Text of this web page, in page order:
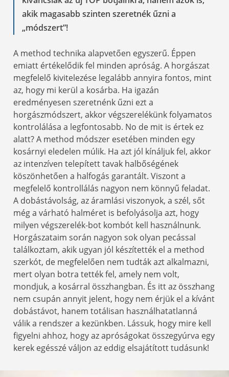
akik magasabb szinten szeretnék űzni a
„módszert”!
A method technika alapvetően egyszerű. Éppen
emiatt értékelődik fel minden apróság. A horgászat
megfelelő kivitelezése legalább annyira fontos, mint
az, hogy mi kerül a kosárba. Ha igazán
eredményesen szeretnénk űzni ezt a
horgászmódszert, akkor végszerelékünk folyamatos
kontrolálása a legfontosabb. No de mit is értek ez
alatt? A method módszer esetében minden egy
kosárnyi eledelen múlik. Ha azt jól kínáljuk fel, akkor
az intenzíven telepített tavak halbőségének
köszönhetően a halfogás garantált. Viszont a
megfelelő kontrollálás nagyon nem könnyű feladat.
A dobástávolság, az áramlási viszonyok, a szél, sőt
még a várható halméret is befolyásolja azt, hogy
milyen végszerelék-bot kombót kell használnunk.
Horgászataim során nagyon sok olyan pecással
találkoztam, akik ugyan jól készítették el a method
szerkót, de megfelelően nem tudták azt alkalmazni,
mert olyan botra tették fel, amely nem volt,
mondjuk, a kosárral összhangban. És itt az összhang
nem csupán annyit jelent, hogy nem érjük el a kívánt
dobástávot, hanem totálisan használhatatlanná
válik a rendszer a kezünkben. Lássuk, hogy mire kell
figyelni ahhoz, hogy az apróságokat összegyúrva egy
kerek egésszé váljon az eddig elsajátított tudásunk!